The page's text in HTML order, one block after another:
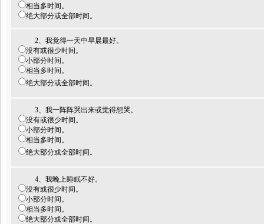
相当多时间。
绝大部分或全部时间。
2、我觉得一天中早晨最好。
没有或很少时间。
小部分时间。
相当多时间。
绝大部分或全部时间。
3、我一阵阵哭出来或觉得想哭。
没有或很少时间。
小部分时间。
相当多时间。
绝大部分或全部时间。
4、我晚上睡眠不好。
没有或很少时间。
小部分时间。
相当多时间。
绝大部分或全部时间。